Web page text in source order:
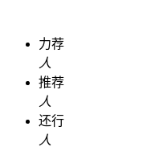
力荐
人
推荐
人
还行
人